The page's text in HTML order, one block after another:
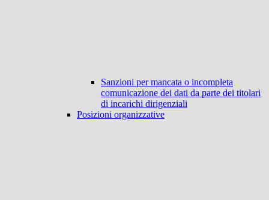
Sanzioni per mancata o incompleta
comunicazione dei dati da parte dei titolari
di incarichi dirigenziali
Posizioni organizzative